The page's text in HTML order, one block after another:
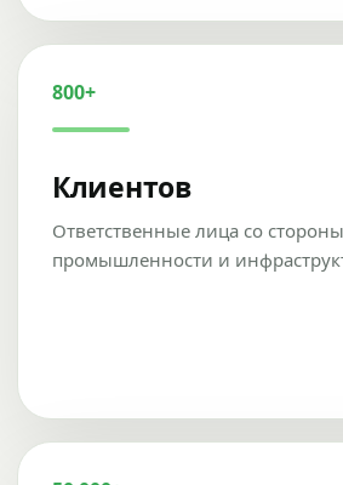
800+
Клиентов
Ответственные лица со
промышленности и